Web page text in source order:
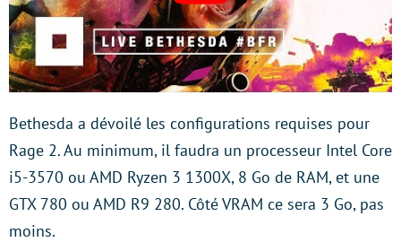
Bethesda a dévoilé les configurations requises pour
Rage 2. Au minimum, il faudra un processeur Intel Core
i5-3570 ou AMD Ryzen 3 1300X, 8 Go de RAM, et une
GTX 780 ou AMD R9 280. Côté VRAM ce sera 3 Go, pas
moins.